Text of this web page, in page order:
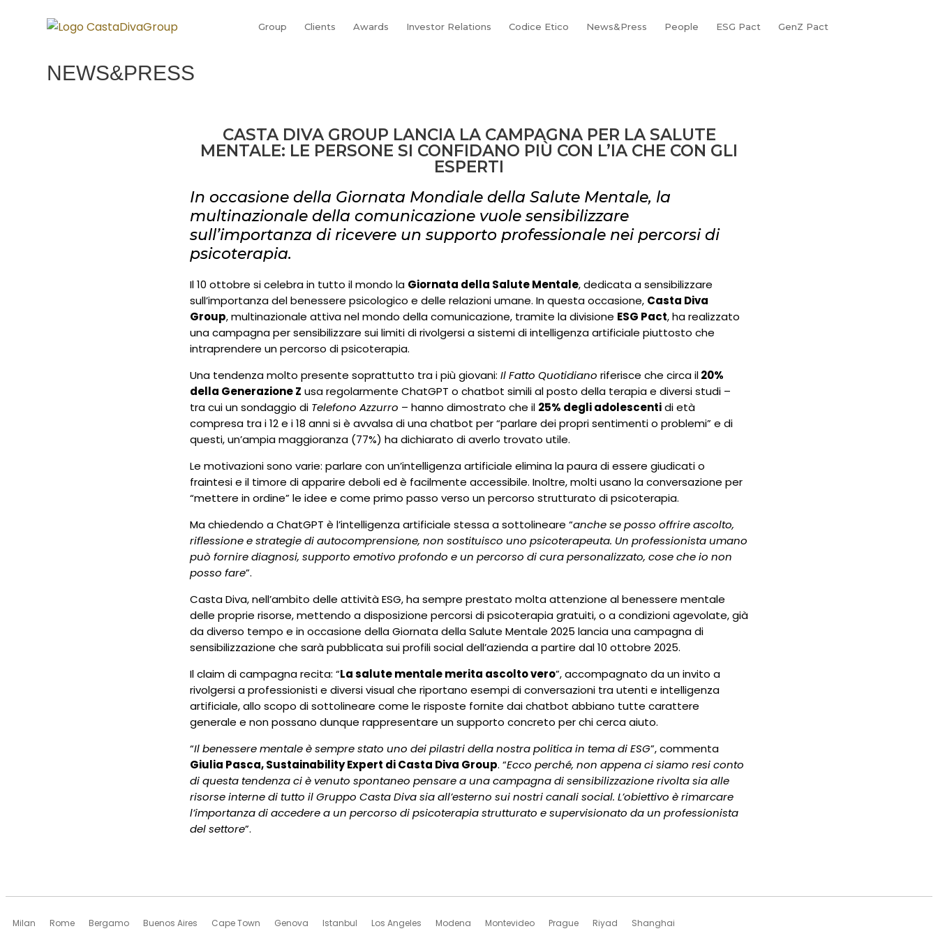
Group Clients Awards Investor Relations Codice Etico News&Press People ESG Pact GenZ Pact
NEWS&PRESS
CASTA DIVA GROUP LANCIA LA CAMPAGNA PER LA SALUTE
MENTALE: LE PERSONE SI CONFIDANO PIÙ CON L’IA CHE CON GLI
ESPERTI
In occasione della Giornata Mondiale della Salute Mentale, la
multinazionale della comunicazione vuole sensibilizzare
sull’importanza di ricevere un supporto professionale nei percorsi di
psicoterapia.
Il 10 ottobre si celebra in tutto il mondo la Giornata della Salute Mentale, dedicata a sensibilizzare
sull’importanza del benessere psicologico e delle relazioni umane. In questa occasione, Casta Diva
Group, multinazionale attiva nel mondo della comunicazione, tramite la divisione ESG Pact, ha realizzato
una campagna per sensibilizzare sui limiti di rivolgersi a sistemi di intelligenza artificiale piuttosto che
intraprendere un percorso di psicoterapia.
Una tendenza molto presente soprattutto tra i più giovani: Il Fatto Quotidiano riferisce che circa il20%
della Generazione Z usa regolarmente ChatGPT o chatbot simili al posto della terapia e diversi studi –
tra cui un sondaggio di Telefono Azzurro – hanno dimostrato che il 25% degli adolescentidi età
compresa tra i 12 e i 18 anni si è avvalsa di una chatbot per “parlare dei propri sentimenti o problemi” e di
questi, un’ampia maggioranza (77%) ha dichiarato di averlo trovato utile.
Le motivazioni sono varie: parlare con un’intelligenza artificiale elimina la paura di essere giudicati o
fraintesi e il timore di apparire deboli ed è facilmente accessibile. Inoltre, molti usano la conversazione per
“mettere in ordine” le idee e come primo passo verso un percorso strutturato di psicoterapia.
Ma chiedendo a ChatGPT è l’intelligenza artificiale stessa a sottolineare “anche se posso offrire ascolto,
riflessione e strategie di autocomprensione, non sostituisco uno psicoterapeuta. Un professionista umano
può fornire diagnosi, supporto emotivo profondo e un percorso di cura personalizzato, cose che io non
posso fare”.
Casta Diva, nell’ambito delle attività ESG, ha sempre prestato molta attenzione al benessere mentale
delle proprie risorse, mettendo a disposizione percorsi di psicoterapia gratuiti, o a condizioni agevolate, già
da diverso tempo e in occasione della Giornata della Salute Mentale 2025 lancia una campagna di
sensibilizzazione che sarà pubblicata sui profili social dell’azienda a partire dal 10 ottobre 2025.
Il claim di campagna recita: “La salute mentale merita ascolto vero”, accompagnato da un invito a
rivolgersi a professionisti e diversi visual che riportano esempi di conversazioni tra utenti e intelligenza
artificiale, allo scopo di sottolineare come le risposte fornite dai chatbot abbiano tutte carattere
generale e non possano dunque rappresentare un supporto concreto per chi cerca aiuto.
“Il benessere mentale è sempre stato uno dei pilastri della nostra politica in tema di ESG”, commenta
Giulia Pasca, Sustainability Expert di Casta Diva Group. “Ecco perché, non appena ci siamo resi conto
di questa tendenza ci è venuto spontaneo pensare a una campagna di sensibilizzazione rivolta sia alle
risorse interne di tutto il Gruppo Casta Diva sia all’esterno sui nostri canali social. L’obiettivo è rimarcare
l’importanza di accedere a un percorso di psicoterapia strutturato e supervisionato da un professionista
del settore”.
Milan Rome Bergamo Buenos Aires Cape Town Genova Istanbul Los Angeles Modena Montevideo Prague Riyad Shanghai